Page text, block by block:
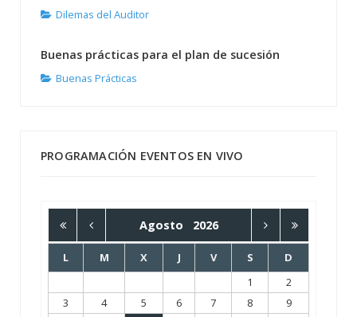
Dilemas del Auditor
Buenas prácticas para el plan de sucesión
Buenas Prácticas
PROGRAMACIÓN EVENTOS EN VIVO
Agosto 2026
L M X J V S
D
1
2
3
4 5 6 7 8
9